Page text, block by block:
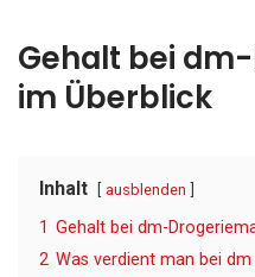
Gehalt bei
im Überblick
Inhalt ausblenden
1 Gehalt bei dm-
2 Was verdient man bei